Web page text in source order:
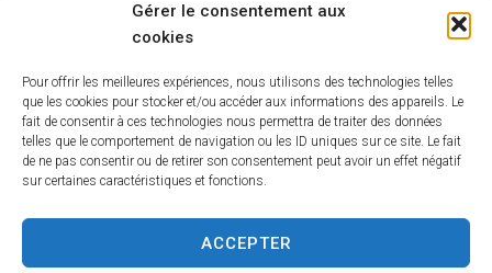
Gérer le consentement aux
cookies
Pour offrir les meilleures expériences, nous utilisons des technologies telles
que les cookies pour stocker et/ou accéder aux informations des appareils. Le
fait de consentir à ces technologies nous permettra de traiter des données
telles que le comportement de navigation ou les ID uniques sur ce site. Le fait
de ne pas consentir ou de retirer son consentement peut avoir un effet négatif
sur certaines caractéristiques et fonctions.
ACCEPTER
Accessibilité